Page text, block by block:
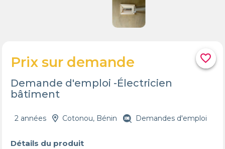
favorite_border
Prix sur demande
Demande d'emploi -Électricien
bâtiment
2 années Cotonou, Bénin Demandes d'emploi
Détails du produit